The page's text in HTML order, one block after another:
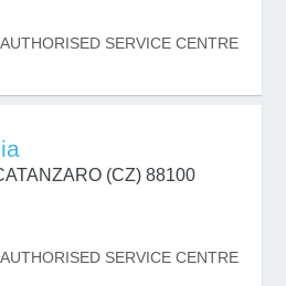
AUTHORISED SERVICE CENTRE
(CZ) 88100
AUTHORISED SERVICE CENTRE